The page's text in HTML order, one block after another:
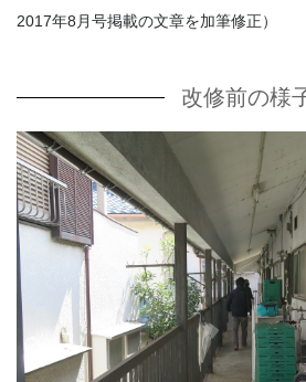
2017年8月号掲載の文章を加筆修正）
改修前の様